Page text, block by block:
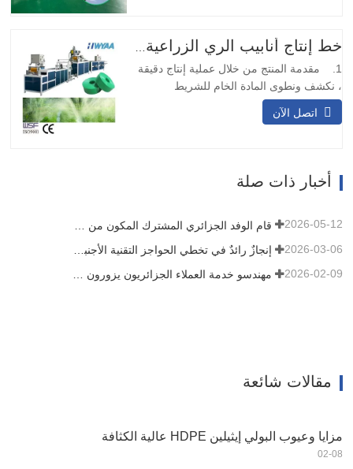
وفقًا للاحتياجات المختلفة، وهو مناسب
لسيناريوهات النقل المختلفة.…
خط إنتاج أنابيب الري الزراعية بالتنقيط PE ماكينة تصنيع أنابيب خرطوم المطر بالرش الجزئي
1. مقدمة المنتج من خلال عملية إنتاج دقيقة
، نكشف ونطوى المادة الخام للشريط
المنسوج أو الحزام ، وبعد خضوعه لمعالجة
الختم الحراري ، فإنه يتحول إلى هيكل قوي
الثقوب الدقيقة بالتساوي عبر الشريط بأكمله.
عند الانتهاء من…
اتصل الآن
أخبار ذات صلة
2026-05-12
2026-03-06
2026-02-09
مقالات شائعة
مزايا وعيوب البولي إيثيلين HDPE عالية الكثافة
02-08